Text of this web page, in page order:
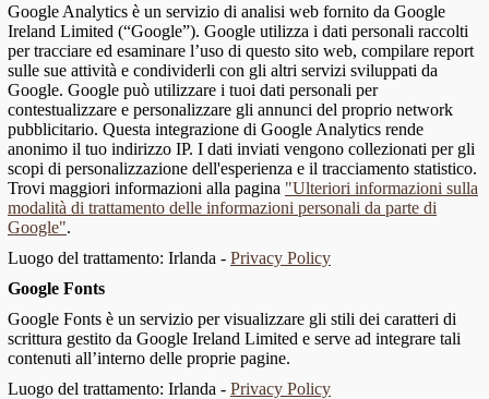
Google Analytics è un servizio di analisi web fornito da Google
Ireland Limited (“Google”). Google utilizza i dati personali raccolti
per tracciare ed esaminare l’uso di questo sito web, compilare report
sulle sue attività e condividerli con gli altri servizi sviluppati da
Google. Google può utilizzare i tuoi dati personali per
contestualizzare e personalizzare gli annunci del proprio network
pubblicitario. Questa integrazione di Google Analytics rende
anonimo il tuo indirizzo IP. I dati inviati vengono collezionati per gli
scopi di personalizzazione dell'esperienza e il tracciamento statistico.
Trovi maggiori informazioni alla pagina "Ulteriori informazioni sulla
modalità di trattamento delle informazioni personali da parte di
Google".
Luogo del trattamento: Irlanda - Privacy Policy
Google Fonts
Google Fonts è un servizio per visualizzare gli stili dei caratteri di
scrittura gestito da Google Ireland Limited e serve ad integrare tali
contenuti all’interno delle proprie pagine.
Luogo del trattamento: Irlanda - Privacy Policy